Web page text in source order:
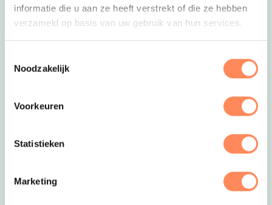
informatie die u aan ze heeft verstrekt of die ze hebben
verzameld op basis van uw gebruik van hun services.
Noodzakelijk
Voorkeuren
Statistieken
Marketing
kilometer van het strand, met leuke beachlodges,
een overdekt zwembad, veel speeltuinen, een
geweldige waterspeeltuin en diverse sportvelden